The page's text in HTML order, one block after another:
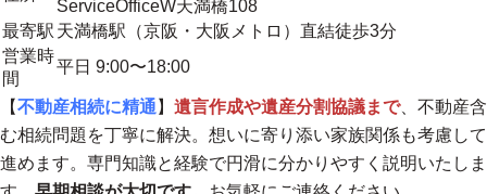
ServiceOfficeW天満橋108
最寄駅 天満橋駅（京阪・大阪メトロ）直結徒歩3分
営業時
間
平日 9:00〜18:00
【不動産相続に精通 】 遺言作成や遺産分割協議まで、不動産含
む相続問題を丁寧に解決。想いに寄り添い家族関係も考慮して
進めます。専門知識と経験で円滑に分かりやすく説明いたしま